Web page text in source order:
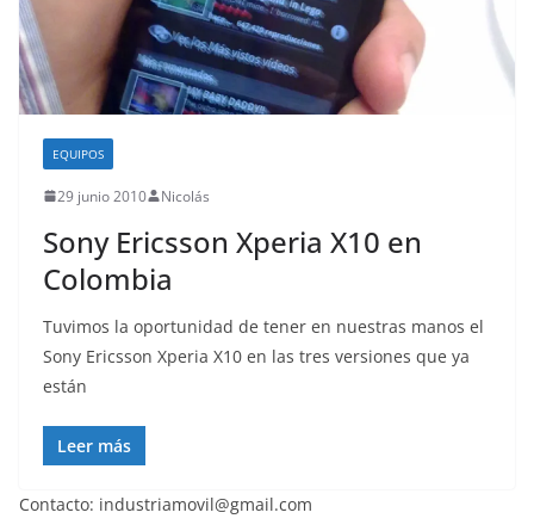
EQUIPOS
29 junio 2010 Nicolás
Sony Ericsson Xperia X10 en
Colombia
Tuvimos la oportunidad de tener en nuestras manos el
Sony Ericsson Xperia X10 en las tres versiones que ya
están
Leer más
Contacto: industriamovil@gmail.com